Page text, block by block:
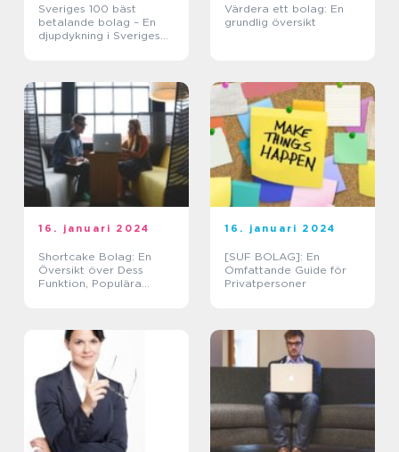
Sveriges 100 bäst
betalande bolag – En
djupdykning i Sveriges
Värdera ett bolag: En
grundlig översikt
16. januari 2024
Shortcake Bolag: En
Översikt över Dess
Funktion, Populära
16. januari 2024
[SUF BOLAG]: En
Omfattande Guide för
Privatpersoner